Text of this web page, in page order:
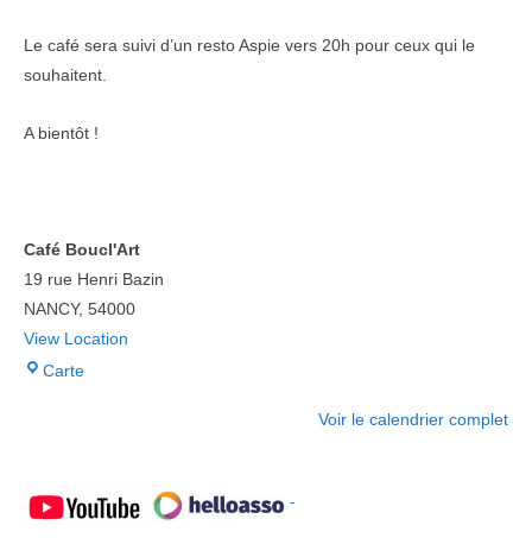
Le café sera suivi d’un resto Aspie vers 20h pour ceux qui le
souhaitent.
A bientôt !
Café Boucl'Art
19 rue Henri Bazin
NANCY, 54000
View Location
Carte
Voir le calendrier complet
-